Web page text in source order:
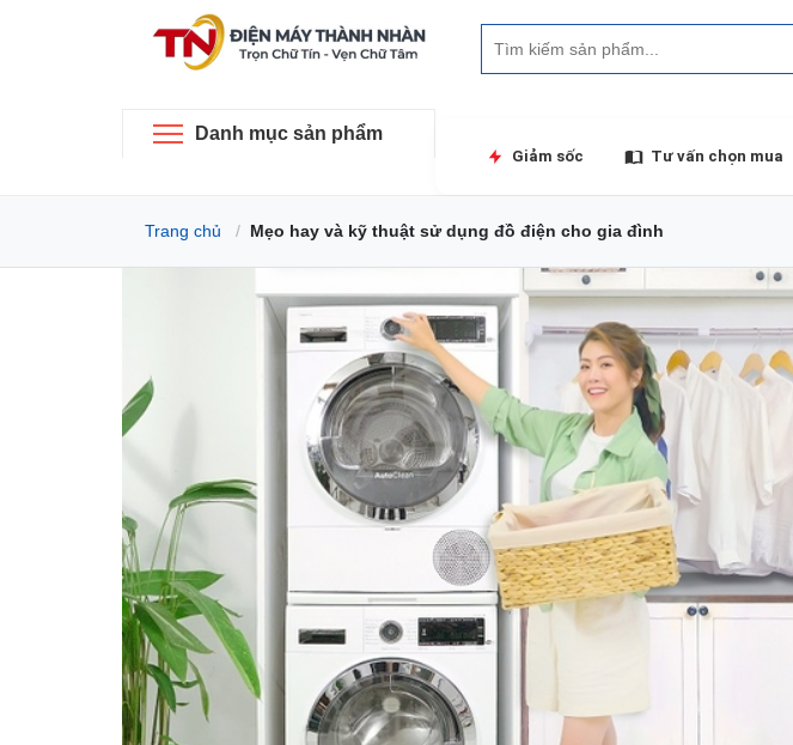
Danh mục sản phẩm
Giảm sốc Tư vấn chọn mua
Trang chủ Mẹo hay và kỹ thuật sử dụng đồ điện cho gia đình